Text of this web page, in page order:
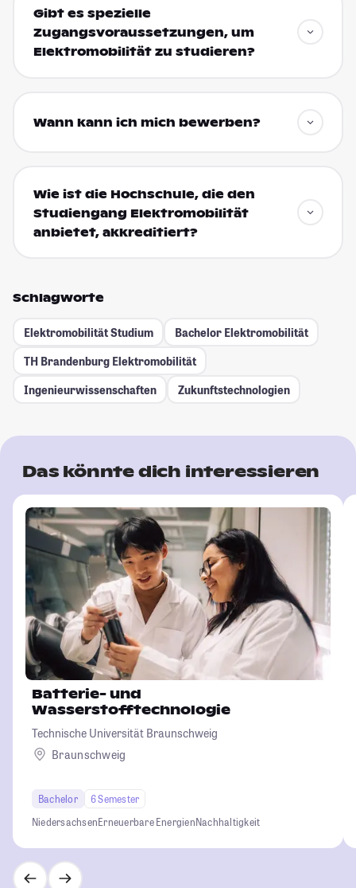
Gibt es spezielle
Zugangsvoraussetzungen, um
Elektromobilität zu studieren?
Wann kann ich mich bewerben?
Wie ist die Hochschule, die den
Studiengang Elektromobilität
anbietet, akkreditiert?
Schlagworte
Elektromobilität Studium
Bachelor Elektromobilität
TH Brandenburg Elektromobilität
Ingenieurwissenschaften
Zukunftstechnologien
Das könnte dich interessieren
Batterie- und
Wasserstofftechnologie
Technische Universität Braunschweig
Braunschweig
Bachelor
6 Semester
NiedersachsenErneuerbare EnergienNachhaltigkeit